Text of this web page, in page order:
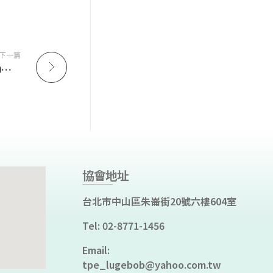
一篇
【轉知】中華民國體育運動總會訂於114年8月30至31日，假國立東華大學辦理「114年教練暨裁判增能進修研習會（第17梯次）花蓮場」
協會地址
台北市中山區朱崙街20號六樓604室
Tel: 02-8771-1456
Email:
tpe_lugebob@yahoo.com.tw